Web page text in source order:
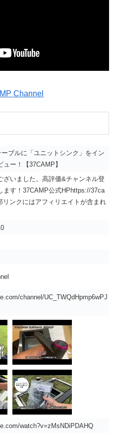
Channel
ブルに「ユニットシンク」をイン
ー！【37CAMP】
ざいました。高評価&チャンネル登
ます！37CAMP公式HPhttps://37ca
リンクにはアフィリエイトが含まれ
channel/UC_TWQdHpmp6wPJ
watch?v=zMsNDiPDAHQ